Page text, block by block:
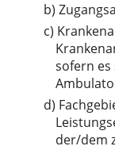
b)
c)
sofern
d)
der/dem